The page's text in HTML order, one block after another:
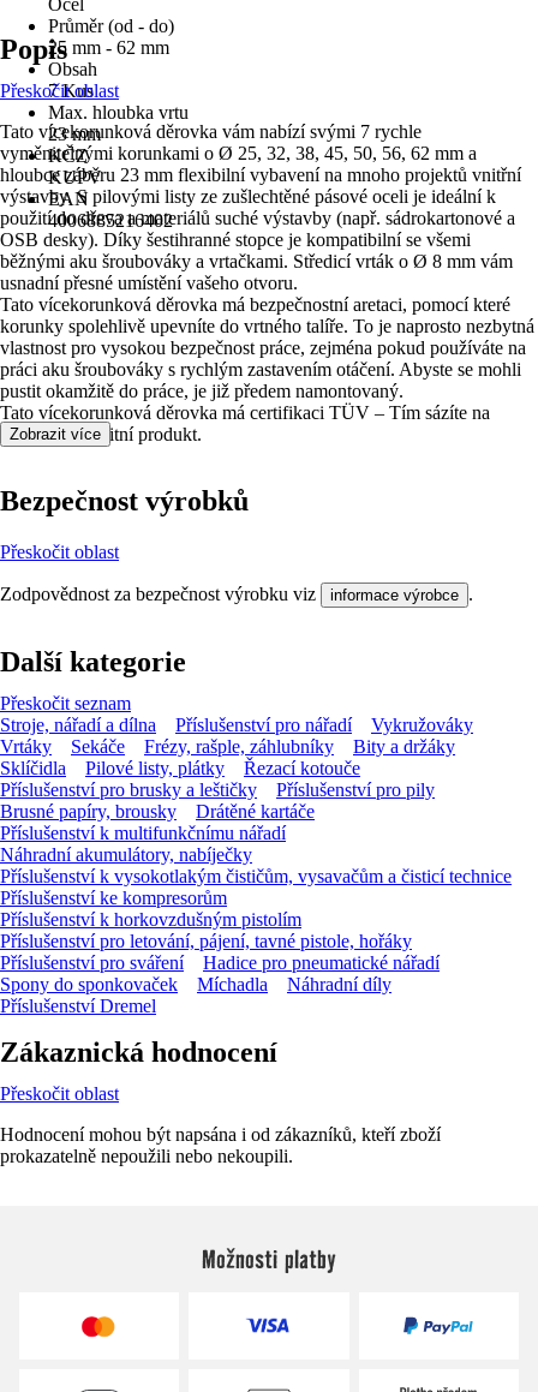
Ocel
Průměr (od - do)
25 mm - 62 mm
Obsah
7 Kus
Max. hloubka vrtu
23 mm
KČZ
KUPV
EAN
4006885216402
Popis
Přeskočit oblast
Tato vícekorunková děrovka vám nabízí svými 7 rychle
vyměnitelnými korunkami o Ø 25, 32, 38, 45, 50, 56, 62 mm a
hloubce záběru 23 mm flexibilní vybavení na mnoho projektů vnitřní
výstavby. S pilovými listy ze zušlechtěné pásové oceli je ideální k
použití do dřeva a materiálů suché výstavby (např. sádrokartonové a
OSB desky). Díky šestihranné stopce je kompatibilní se všemi
běžnými aku šroubováky a vrtačkami. Středicí vrták o Ø 8 mm vám
usnadní přesné umístění vašeho otvoru.
Tato vícekorunková děrovka má bezpečnostní aretaci, pomocí které
korunky spolehlivě upevníte do vrtného talíře. To je naprosto nezbytná
vlastnost pro vysokou bezpečnost práce, zejména pokud používáte na
práci aku šroubováky s rychlým zastavením otáčení. Abyste se mohli
pustit okamžitě do práce, je již předem namontovaný.
Tato vícekorunková děrovka má certifikaci TÜV – Tím sázíte na
bezpečný kvalitní produkt.
Zobrazit více
Bezpečnost výrobků
Přeskočit oblast
Zodpovědnost za bezpečnost výrobku viz informace výrobce .
Další kategorie
Přeskočit seznam
Stroje, nářadí a dílna
Příslušenství pro nářadí
Vykružováky
Vrtáky
Sekáče Frézy, rašple, záhlubníky
Bity a držáky
Sklíčidla
Pilové listy, plátky
Řezací kotouče
Příslušenství pro brusky a leštičky
Příslušenství pro pily
Brusné papíry, brousky
Drátěné kartáče
Příslušenství k multifunkčnímu nářadí
Náhradní akumulátory, nabíječky
Příslušenství k vysokotlakým čističům, vysavačům a čisticí technice
Příslušenství ke kompresorům
Příslušenství k horkovzdušným pistolím
Příslušenství pro letování, pájení, tavné pistole, hořáky
Příslušenství pro sváření
Hadice pro pneumatické nářadí
Spony do sponkovaček
Míchadla
Náhradní díly
Příslušenství Dremel
Zákaznická hodnocení
Přeskočit oblast
Hodnocení mohou být napsána i od zákazníků, kteří zboží
prokazatelně nepoužili nebo nekoupili.
Možnosti platby